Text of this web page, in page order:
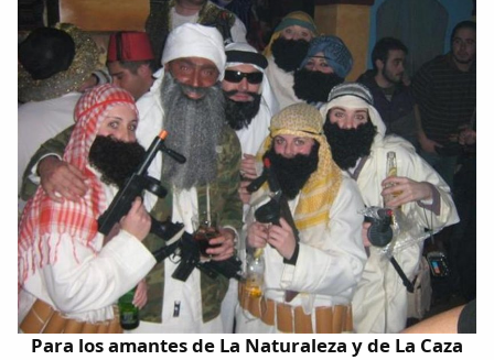
Para los amantes de La Naturaleza y de La Caza